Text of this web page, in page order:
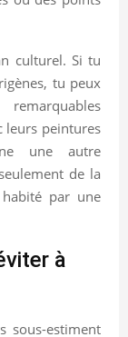
culturel. Si tu
tu peux
leurs peintures
une autre
de la
par une
à
sous-estiment